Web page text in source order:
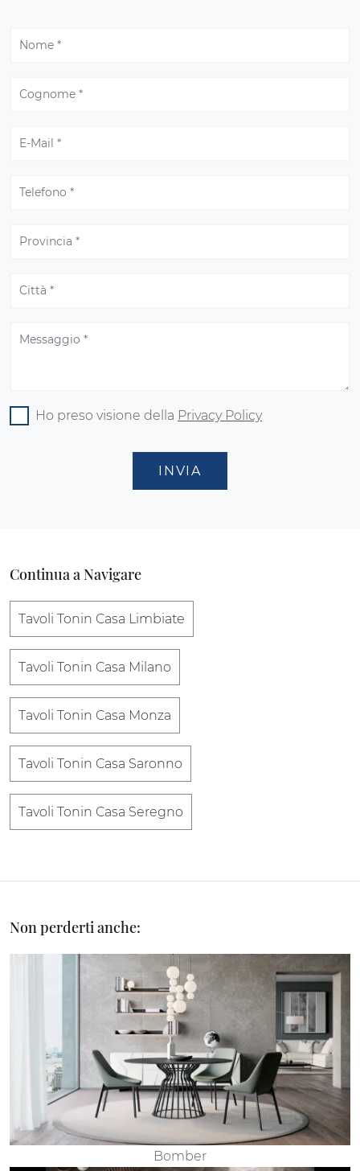
Ho preso visione della Privacy Policy
INVIA
Continua a Navigare
Tavoli Tonin Casa Limbiate
Tavoli Tonin Casa Milano
Tavoli Tonin Casa Monza
Tavoli Tonin Casa Saronno
Tavoli Tonin Casa Seregno
Non perderti anche:
Bomber